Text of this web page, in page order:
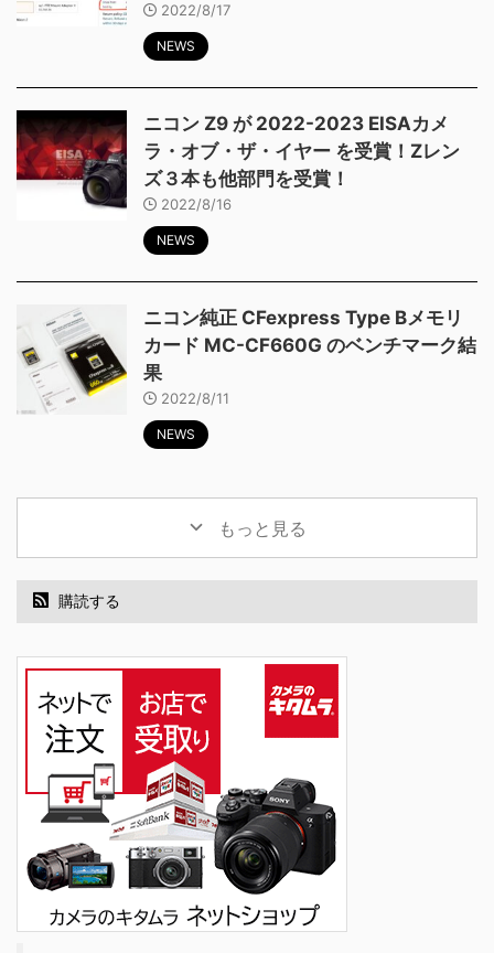
2022/8/17
NEWS
ニコン Z9 が 2022-2023 EISAカメ
ラ・オブ・ザ・イヤー を受賞！Zレン
ズ３本も他部門を受賞！
2022/8/16
NEWS
ニコン純正 CFexpress Type Bメモリ
カード MC-CF660G のベンチマーク結
果
2022/8/11
NEWS
もっと見る
購読する